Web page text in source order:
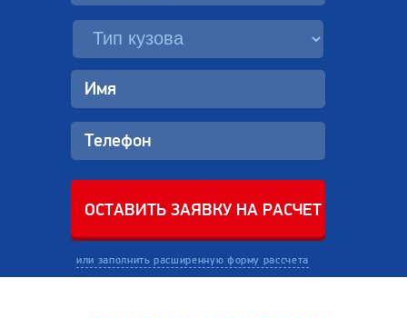
или заполнить расширенную форму рассчета